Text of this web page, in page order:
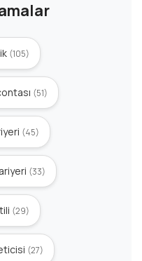
(105)
(51)
(45)
(33)
(29)
(27)